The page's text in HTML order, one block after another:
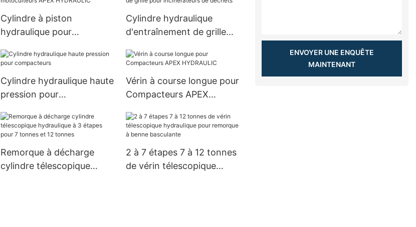
Cylindre à piston
hydraulique pour
HYDRAULIC
Cylindre hydraulique
d'entraînement de grille
déchets
Cylindre hydraulique haute
pression pour
Vérin à course longue pour
Compacteurs APEX
Remorque à décharge
cylindre télescopique
2 à 7 étapes 7 à 12 tonnes
de vérin télescopique
ENVOYER UNE ENQUÊTE
MAINTENANT